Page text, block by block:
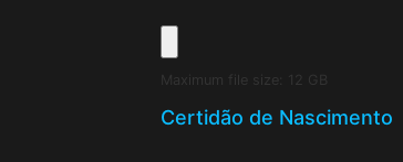
Maximum file size: 12 GB
Certidão de Nascimento